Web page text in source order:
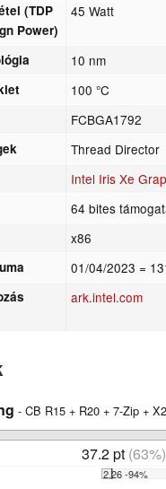
(TDP
Power)
45 Watt
10 nm
100 °C
FCBGA1792
Thread Director
Intel Iris Xe
64 bites
x86
01/04/2023 =
ark.intel.com
- CB R15 + R20 + 7-Zip +
37.2 pt(63%)
2.26 -94%